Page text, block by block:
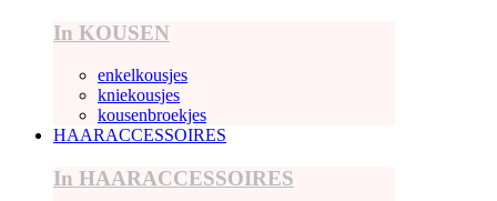
In KOUSEN
enkelkousjes
kniekousjes
kousenbroekjes
HAARACCESSOIRES
In HAARACCESSOIRES